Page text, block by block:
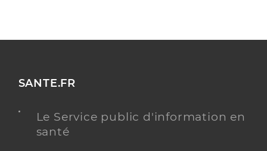
SANTE.FR
Le Service public d'information en
santé